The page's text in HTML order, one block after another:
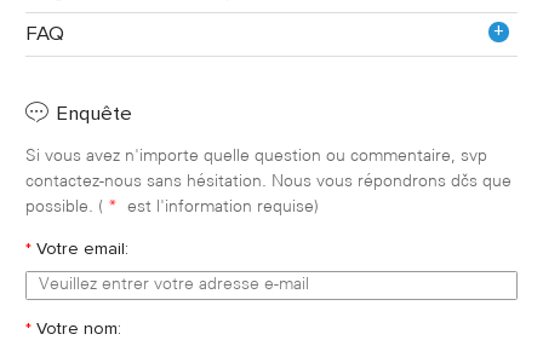
FAQ +
Enquête
Si vous avez n'importe quelle question ou commentaire, svp
contactez-nous sans hésitation. Nous vous répondrons dès que
possible. ( * est l'information requise)
* Votre email:
* Votre nom: